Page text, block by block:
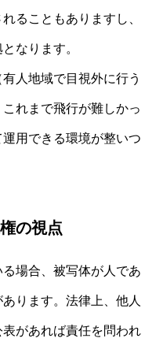
ることもありますし、
なります。
人地域で目視外に行う
れまで飛行が難しかっ
用できる環境が整いつ
の視点
場合、被写体が人であ
ります。法律上、他人
があれば責任を問われ